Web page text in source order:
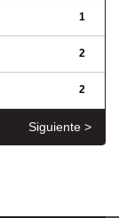
1
2
2
Siguiente >